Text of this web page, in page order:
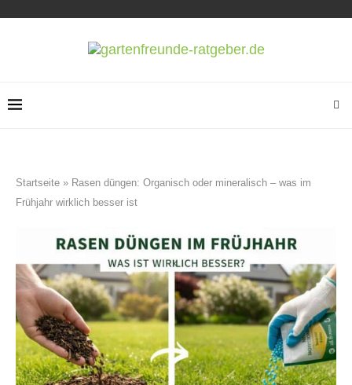
Startseite » Rasen düngen: Organisch oder mineralisch – was im
Frühjahr wirklich besser ist